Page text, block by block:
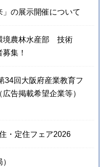
」の展示開催について
境農林水産部 技術
集！
34回大阪府産業教育フ
告掲載希望企業等）
・定住フェア2026